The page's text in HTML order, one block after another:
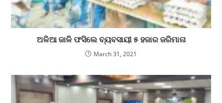
ଅଳିଆ ଜାଳି ଫସିଲେ ବ୍ୟବସାୟୀ ୫ ହଜାର ଜରିମାନା
March 31, 2021